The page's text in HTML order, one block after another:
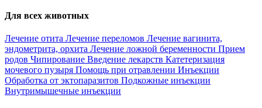
Для всех животных
Лечение отита Лечение переломов Лечение вагинита,
эндометрита, орхита Лечение ложной беременности Прием
родов Чипирование Введение лекарств Катетеризация
мочевого пузыря Помощь при отравлении Инъекции
Обработка от эктопаразитов Подкожные инъекции
Внутримышечные инъекции